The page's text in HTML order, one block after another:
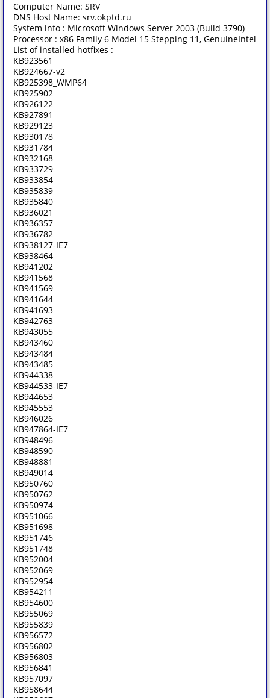
Computer Name: SRV
DNS Host Name: srv.okptd.ru
System info : Microsoft Windows Server 2003 (Build 3790)
Processor : x86 Family 6 Model 15 Stepping 11, GenuineIntel
List of installed hotfixes :
KB923561
KB924667-v2
KB925398_WMP64
KB925902
KB926122
KB927891
KB929123
KB930178
KB931784
KB932168
KB933729
KB933854
KB935839
KB935840
KB936021
KB936357
KB936782
KB938127-IE7
KB938464
KB941202
KB941568
KB941569
KB941644
KB941693
KB942763
KB943055
KB943460
KB943484
KB943485
KB944338
KB944533-IE7
KB944653
KB945553
KB946026
KB947864-IE7
KB948496
KB948590
KB948881
KB949014
KB950760
KB950762
KB950974
KB951066
KB951698
KB951746
KB951748
KB952004
KB952069
KB952954
KB954211
KB954600
KB955069
KB955839
KB956572
KB956802
KB956803
KB956841
KB957097
KB958644